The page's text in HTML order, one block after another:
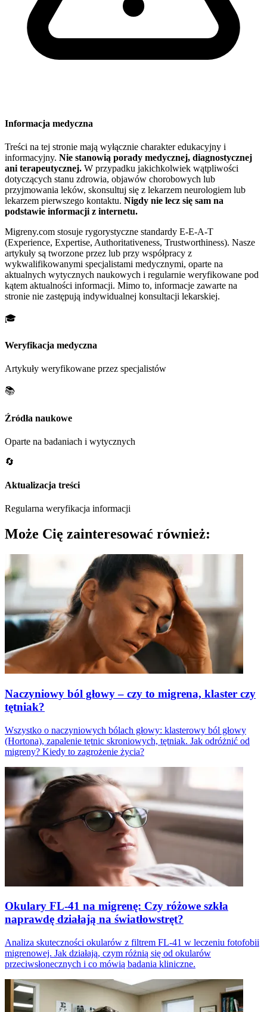
Informacja medyczna
Treści na tej stronie mają wyłącznie charakter edukacyjny i
informacyjny. Nie stanowią porady medycznej, diagnostycznej
ani terapeutycznej. W przypadku jakichkolwiek wątpliwości
dotyczących stanu zdrowia, objawów chorobowych lub
przyjmowania leków, skonsultuj się z lekarzem neurologiem lub
lekarzem pierwszego kontaktu. Nigdy nie lecz się sam na
podstawie informacji z internetu.
Migreny.com stosuje rygorystyczne standardy E-E-A-T
(Experience, Expertise, Authoritativeness, Trustworthiness). Nasze
artykuły są tworzone przez lub przy współpracy z
wykwalifikowanymi specjalistami medycznymi, oparte na
aktualnych wytycznych naukowych i regularnie weryfikowane pod
kątem aktualności informacji. Mimo to, informacje zawarte na
stronie nie zastępują indywidualnej konsultacji lekarskiej.
🎓
Weryfikacja medyczna
Artykuły weryfikowane przez specjalistów
📚
Źródła naukowe
Oparte na badaniach i wytycznych
🔄
Aktualizacja treści
Regularna weryfikacja informacji
Może Cię zainteresować również:
Naczyniowy ból głowy – czy to migrena, klaster czy
tętniak?
Wszystko o naczyniowych bólach głowy: klasterowy ból głowy
(Hortona), zapalenie tętnic skroniowych, tętniak. Jak odróżnić od
migreny? Kiedy to zagrożenie życia?
Okulary FL-41 na migrenę: Czy różowe szkła
naprawdę działają na światłowstręt?
Analiza skuteczności okularów z filtrem FL-41 w leczeniu fotofobii
migrenowej. Jak działają, czym różnią się od okularów
przeciwsłonecznych i co mówią badania kliniczne.